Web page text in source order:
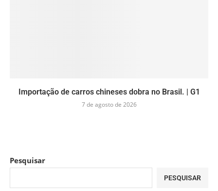
Importação de carros chineses dobra no Brasil. | G1
7 de agosto de 2026
Pesquisar
PESQUISAR